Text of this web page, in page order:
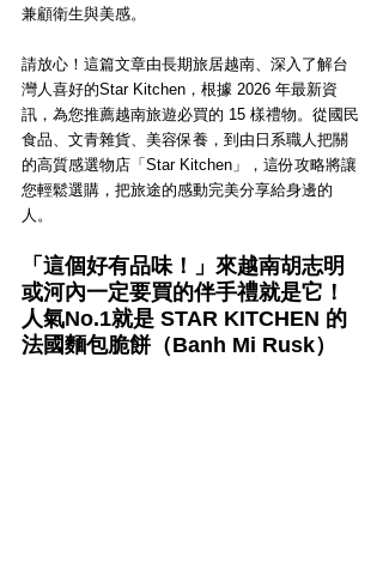
兼顧衛生與美感。
請放心！這篇文章由長期旅居越南、深入了解台
灣人喜好的Star Kitchen，根據 2026 年最新資
訊，為您推薦越南旅遊必買的 15 樣禮物。從國民
食品、文青雜貨、美容保養，到由日系職人把關
的高質感選物店「Star Kitchen」，這份攻略將讓
您輕鬆選購，把旅途的感動完美分享給身邊的
人。
「這個好有品味！」來越南胡志明
或河內一定要買的伴手禮就是它！
人氣No.1就是 STAR KITCHEN 的
法國麵包脆餅（Banh Mi Rusk）